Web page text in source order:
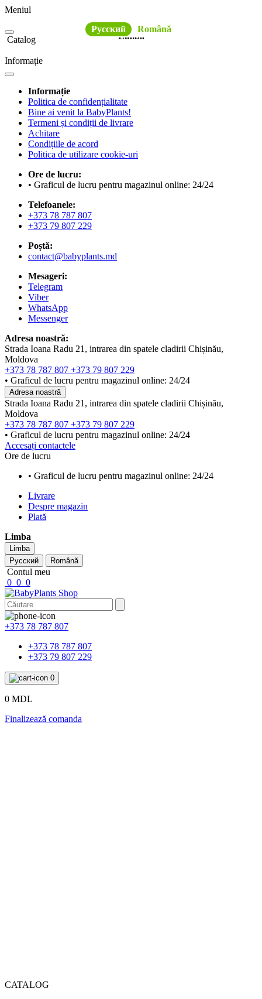
Meniul
Limba
Русский
Română
Catalog
Informație
Informație
Politica de confidențialitate
Bine ai venit la BabyPlants!
Termeni și condiții de livrare
Achitare
Condițiile de acord
Politica de utilizare cookie-uri
Ore de lucru:
• Graficul de lucru pentru magazinul online: 24/24
Telefoanele:
+373 78 787 807
+373 79 807 229
Poștă:
contact@babyplants.md
Mesageri:
Telegram
Viber
WhatsApp
Messenger
Adresa noastră:
Strada Ioana Radu 21, intrarea din spatele cladirii Chișinău,
Moldova
+373 78 787 807 +373 79 807 229
• Graficul de lucru pentru magazinul online: 24/24
Adresa noastră
Strada Ioana Radu 21, intrarea din spatele cladirii Chișinău,
Moldova
+373 78 787 807 +373 79 807 229
• Graficul de lucru pentru magazinul online: 24/24
Accesați contactele
Ore de lucru
• Graficul de lucru pentru magazinul online: 24/24
Livrare
Despre magazin
Plată
Limba
Limba
Русский
Română
Contul meu
0 0 0
+373 78 787 807
+373 78 787 807
+373 79 807 229
0
0 MDL
Finalizează comanda
CATALOG